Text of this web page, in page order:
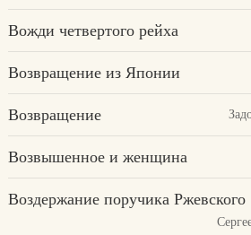
Вожди четвертого рейха
Возвращение из Японии
Возвращение
Возвышенное и женщина
Воздержание поручика Ржевского